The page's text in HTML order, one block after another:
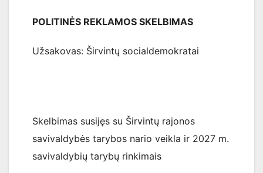
POLITINĖS REKLAMOS SKELBIMAS
Užsakovas: Širvintų socialdemokratai
Skelbimas susijęs su Širvintų rajonos
savivaldybės tarybos nario veikla ir 2027 m.
savivaldybių tarybų rinkimais